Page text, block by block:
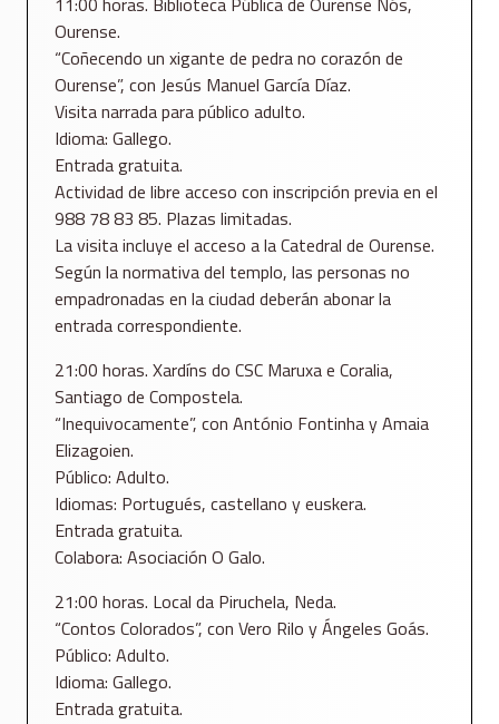
Ourense.
“Coñecendo un xigante de pedra no corazón de
Ourense”, con Jesús Manuel García Díaz.
Visita narrada para público adulto.
Idioma: Gallego.
Entrada gratuita.
Actividad de libre acceso con inscripción previa en el
988 78 83 85. Plazas limitadas.
La visita incluye el acceso a la Catedral de Ourense.
Según la normativa del templo, las personas no
empadronadas en la ciudad deberán abonar la
entrada correspondiente.
21:00 horas. Xardíns do CSC Maruxa e Coralia,
Santiago de Compostela.
“Inequivocamente”, con António Fontinha y Amaia
Elizagoien.
Público: Adulto.
Idiomas: Portugués, castellano y euskera.
Entrada gratuita.
Colabora: Asociación O Galo.
21:00 horas. Local da Piruchela, Neda.
“Contos Colorados”, con Vero Rilo y Ángeles Goás.
Público: Adulto.
Idioma: Gallego.
Entrada gratuita.